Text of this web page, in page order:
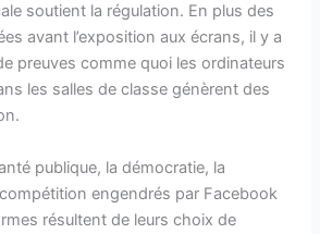
soutient la régulation. En plus des
avant l’exposition aux écrans, il y a
preuves comme quoi les ordinateurs
les salles de classe génèrent des
publique, la démocratie, la
engendrés par Facebook
résultent de leurs choix de